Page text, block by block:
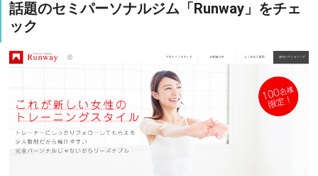
話題のセミパーソナルジム「Runway」をチェ
ック